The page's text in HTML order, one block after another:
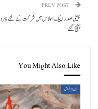
چینی صدر اپیک اجلاس میں شرکت کے لئے پیرو
پہنچ گئے
You Might Also Like
بین الاقوامی